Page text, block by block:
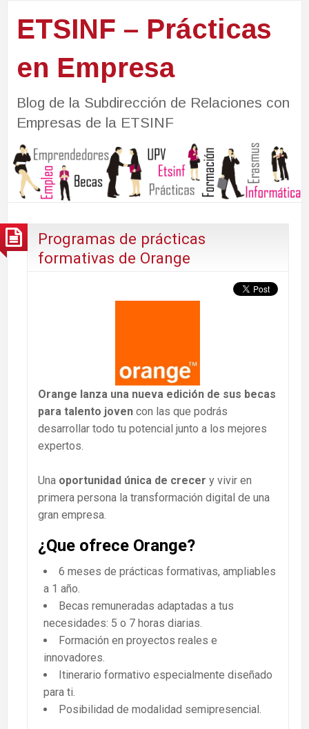
ETSINF – Prácticas
en Empresa
Blog de la Subdirección de Relaciones con
Empresas de la ETSINF
Programas de prácticas
formativas de Orange
Orange lanza una nueva edición de sus becas
para talento joven con las que podrás
desarrollar todo tu potencial junto a los mejores
expertos.
Una oportunidad única de crecer y vivir en
primera persona la transformación digital de una
gran empresa.
¿Que ofrece Orange?
6 meses de prácticas formativas, ampliables
a 1 año.
Becas remuneradas adaptadas a tus
necesidades: 5 o 7 horas diarias.
Formación en proyectos reales e
innovadores.
Itinerario formativo especialmente diseñado
para ti.
Posibilidad de modalidad semipresencial.